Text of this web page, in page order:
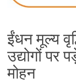
ईंधन मूल्य
उद्योगों पर
मोहन